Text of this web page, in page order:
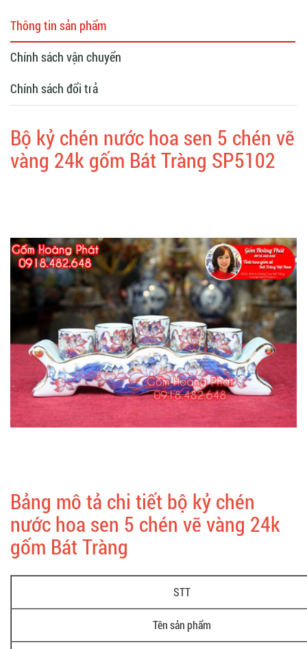
Thông tin sản phẩm
Chính sách vận chuyển
Chính sách đổi trả
Bộ kỷ chén nước hoa sen 5 chén vẽ
vàng 24k gốm Bát Tràng SP5102
Bảng mô tả chi tiết bộ kỷ chén
nước hoa sen 5 chén vẽ vàng 24k
gốm Bát Tràng
STT
Tên sản phẩm